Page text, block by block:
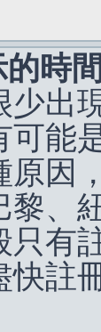
時
少出
可能
原因
黎、
只有
快註